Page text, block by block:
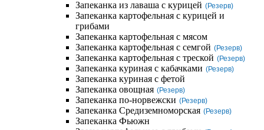
Запеканка из лаваша с курицей (Резерв)
Запеканка картофельная с курицей и
грибами
Запеканка картофельная с мясом
Запеканка картофельная с семгой (Резерв)
Запеканка картофельная с треской (Резерв)
Запеканка куриная с кабачками (Резерв)
Запеканка куриная с фетой
Запеканка овощная (Резерв)
Запеканка по-норвежски (Резерв)
Запеканка Средиземноморская (Резерв)
Запеканка Фьюжн